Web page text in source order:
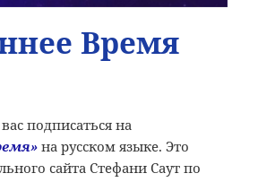
Время
подписаться на
на русском языке. Это
сайта Стефани Саут по